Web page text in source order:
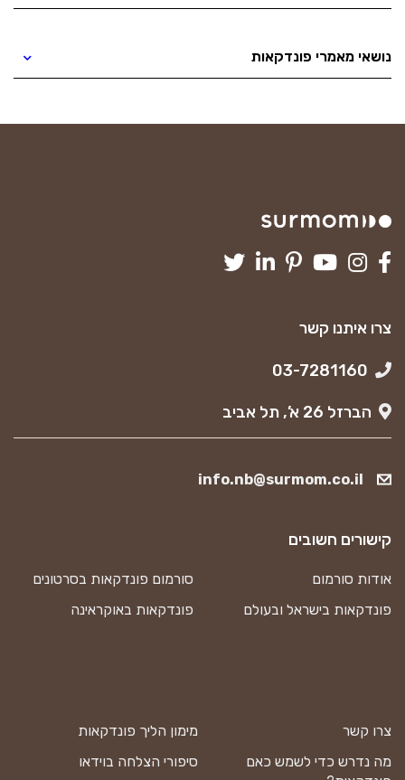
נושאי מאמרי פונדקאות
צרו איתנו קשר
הברזל 26 א’, תל אביב
info.nb@surmom.co.il
צרו קשר
מה נדרש כדי לשמש כאם
מימון הליך פונדקאות
סיפורי הצלחה בוידאו
קישורים חשובים
אודות סורמום
סורמום פונדקאות בסרטונים
פונדקאות בישראל ובעולם
פונדקאות באוקראינה